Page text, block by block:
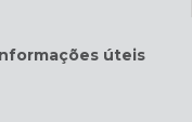
úteis